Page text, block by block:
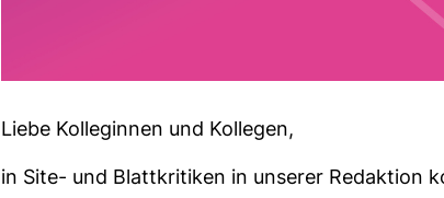
Liebe Kol­le­ginnen und Kol­legen,
in Site- und Blatt­kri­tiken in unserer Redak­tion